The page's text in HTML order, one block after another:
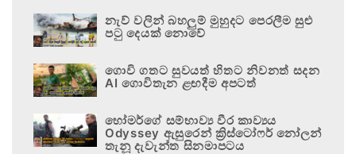
නැව් වලින් බහලුම් මුහුදට පෙරලීම සුළු
පටු දෙයක් නොවේ
ගොවි ගතට සුවයත් හිතට නිවනත් සදන
AI ගොවිතැන ළඟදීම අපටත්
හෝමර්ගේ සම්භාව්‍ය වීර කාව්‍යය
Odyssey ඇසුරෙන් ක්‍රිස්ටෝෆර් නෝලන්
තැනූ දැවැන්ත සිනමාපටය